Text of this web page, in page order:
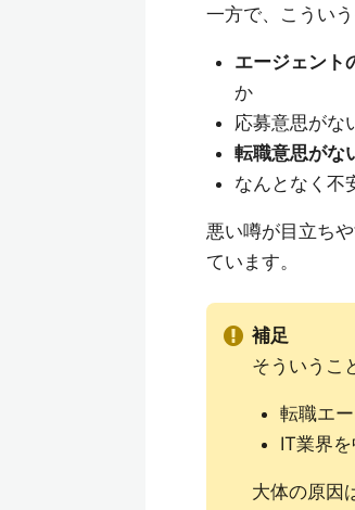
一方で、こうい
エージェント
か
応募意思がな
転職意思がな
なんとなく不
悪い噂が目立ち
ています。
補足
そういうこ
転職エ
IT業界
大体の原因